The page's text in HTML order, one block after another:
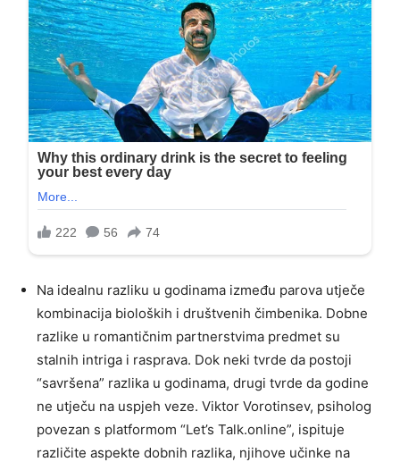
Na idealnu razliku u godinama između parova utječe
kombinacija bioloških i društvenih čimbenika. Dobne
razlike u romantičnim partnerstvima predmet su
stalnih intriga i rasprava. Dok neki tvrde da postoji
“savršena” razlika u godinama, drugi tvrde da godine
ne utječu na uspjeh veze. Viktor Vorotinsev, psiholog
povezan s platformom “Let’s Talk.online”, ispituje
različite aspekte dobnih razlika, njihove učinke na